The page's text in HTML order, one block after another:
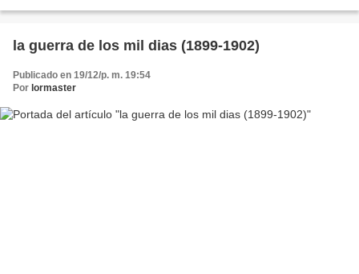
la guerra de los mil dias (1899-1902)
Publicado en 19/12/p. m. 19:54
Por lormaster